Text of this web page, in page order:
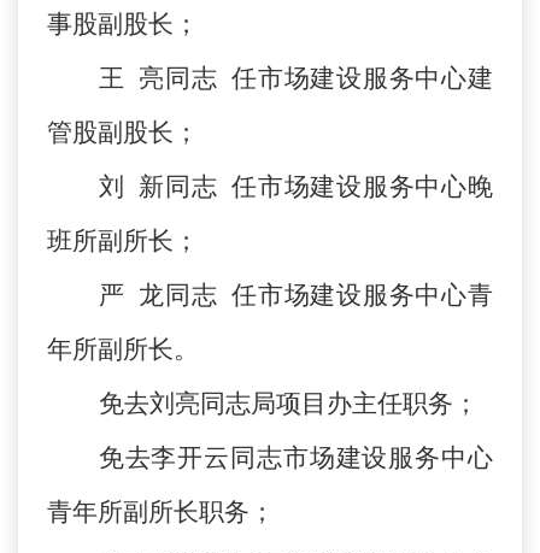
事股副股长；
王 亮同志 任市场建设服务中心建
管股副股长；
刘
新同志 任市场建设服务中心晚
班所副所长；
严 龙同志 任市场建设服务中心青
年所副所长。
免去刘亮同志局项目办主任职务；
免去李开云同志市场建设服务中心
青年所副所长职务；